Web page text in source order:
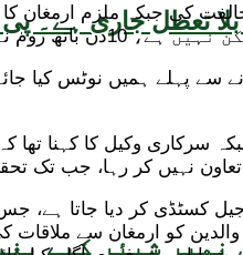
تعطل جاری ہے۔ پی
شیئر کیے
بھی نہیں ہو سکتا۔
سرکاری وکیل کا
نہیں کر رہا، جب تک
ملزم اگر 164 سے انکار کرتا ہے
کو ارمغان سے